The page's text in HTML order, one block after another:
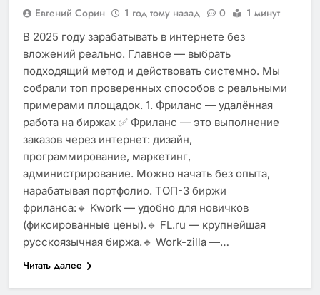
Евгений Сорин 1 год тому назад 0 1 минут
В 2025 году зарабатывать в интернете без
вложений реально. Главное — выбрать
подходящий метод и действовать системно. Мы
собрали топ проверенных способов с реальными
примерами площадок. 1. Фриланс — удалённая
работа на биржах ✅ Фриланс — это выполнение
заказов через интернет: дизайн,
программирование, маркетинг,
администрирование. Можно начать без опыта,
нарабатывая портфолио. ТОП-3 биржи
фриланса:🔹 Kwork — удобно для новичков
(фиксированные цены).🔹 FL.ru — крупнейшая
русскоязычная биржа.🔹 Work-zilla —…
Читать далее